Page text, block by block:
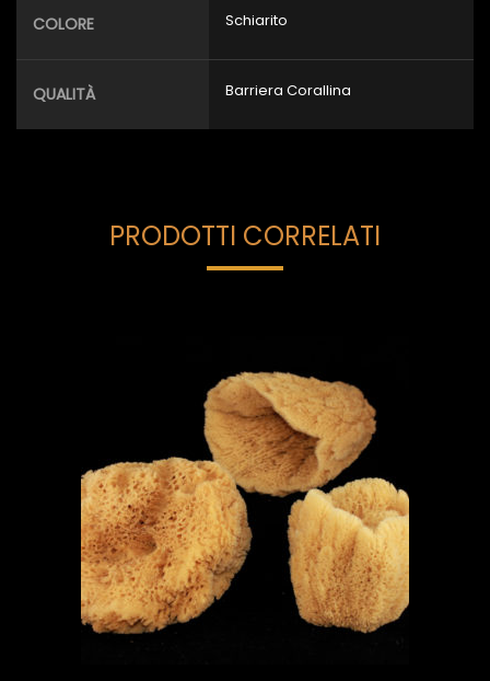
COLORE Schiarito
QUALITÀ Barriera Corallina
PRODOTTI CORRELATI